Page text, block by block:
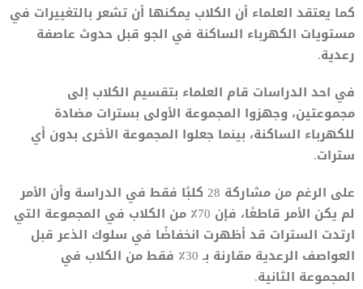
كما يعتقد العلماء أن الكلاب يمكنها أن تشعر بالتغييرات في
مستويات الكهرباء الساكنة في الجو قبل حدوث عاصفة
رعدية.
في احد الدراسات قام العلماء بتقسيم الكلاب إلى
مجموعتين، وجهزوا المجموعة الأولى بسترات مضادة
للكهرباء الساكنة، بينما جعلوا المجموعة الأخرى بدون أي
سترات.
على الرغم من مشاركة 28 كلبًا فقط في الدراسة وأن الأمر
لم يكن الأمر قاطعًا، فإن 70٪ من الكلاب في المجموعة التي
ارتدت السترات قد أظهرت انخفاضًا في سلوك الذعر قبل
العواصف الرعدية مقارنة بـ 30٪ فقط من الكلاب في
المجموعة الثانية.